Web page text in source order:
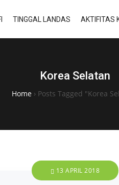
TINGGAL LANDAS AKTIFITAS
Korea Selatan
Home › Posts Tagged "Korea
13 APRIL 2018